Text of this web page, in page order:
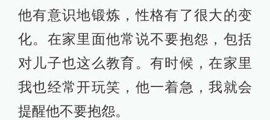
他有意识地锻炼，性格有了很大的变
化。在家里面他常说不要抱怨，包括
对儿子也这么教育。有时候，在家里
我也经常开玩笑，他一着急，我就会
提醒他不要抱怨。